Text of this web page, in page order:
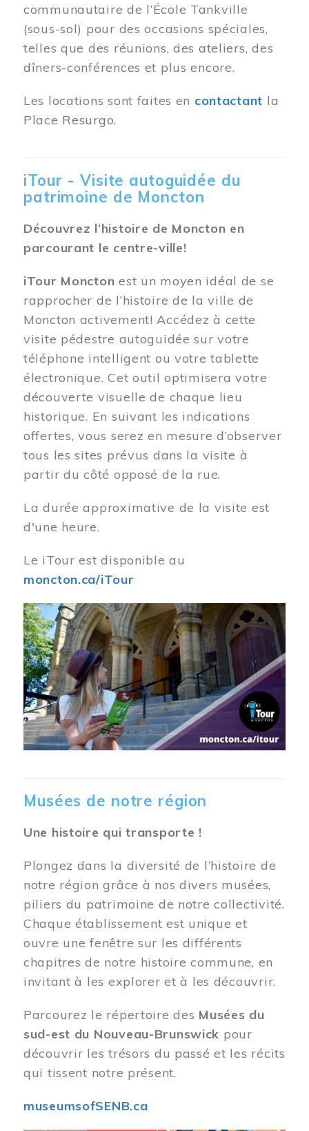
communautaire de l’École Tankville
(sous-sol) pour des occasions spéciales,
telles que des réunions, des ateliers, des
dîners-conférences et plus encore.
Les locations sont faites en contactant la
Place Resurgo.
iTour - Visite autoguidée du
patrimoine de Moncton
Découvrez l’histoire de Moncton en
parcourant le centre-ville!
iTour Moncton est un moyen idéal de se
rapprocher de l’histoire de la ville de
Moncton activement! Accédez à cette
visite pédestre autoguidée sur votre
téléphone intelligent ou votre tablette
électronique. Cet outil optimisera votre
découverte visuelle de chaque lieu
historique. En suivant les indications
offertes, vous serez en mesure d’observer
tous les sites prévus dans la visite à
partir du côté opposé de la rue.
La durée approximative de la visite est
d'une heure.
Le iTour est disponible au
moncton.ca/iTour
Musées de notre région
Une histoire qui transporte !
Plongez dans la diversité de l’histoire de
notre région grâce à nos divers musées,
piliers du patrimoine de notre collectivité.
Chaque établissement est unique et
ouvre une fenêtre sur les différents
chapitres de notre histoire commune, en
invitant à les explorer et à les découvrir.
Parcourez le répertoire des Musées du
sud-est du Nouveau-Brunswick pour
découvrir les trésors du passé et les récits
qui tissent notre présent.
museumsofSENB.ca